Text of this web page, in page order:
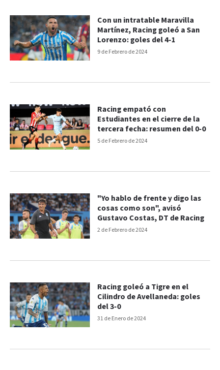
9 de Febrero de 2024
Con un intratable Maravilla
Martínez, Racing goleó a San
Lorenzo: goles del 4-1
5 de Febrero de 2024
Racing empató con
Estudiantes en el cierre de la
tercera fecha: resumen del 0-0
2 de Febrero de 2024
"Yo hablo de frente y digo las
cosas como son", avisó
Gustavo Costas, DT de Racing
31 de Enero de 2024
Racing goleó a Tigre en el
Cilindro de Avellaneda: goles
del 3-0